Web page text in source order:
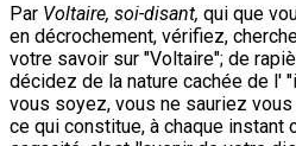
Par Voltaire, soi-disant, qui que
en décrochement, vérifiez,
votre savoir sur "Voltaire"; de
décidez de la nature cachée de l'
vous soyez, vous ne sauriez
ce qui constitue, à chaque